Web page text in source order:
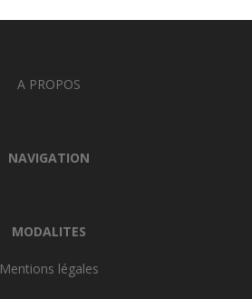
A PROPOS
NAVIGATION
MODALITES
Mentions légales